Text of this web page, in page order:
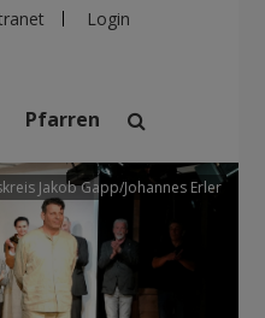
Login
suchen
Einrichtungen
Pfarren
Jakob Gapp/Johannes Erler